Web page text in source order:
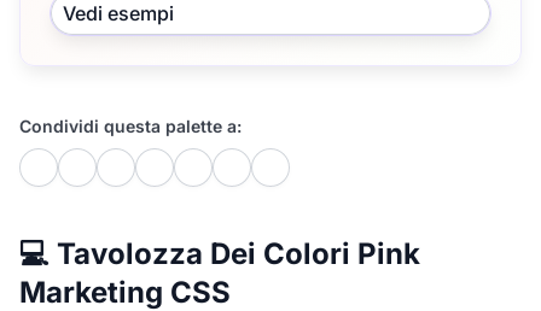
Vedi esempi
Condividi questa palette a:
💻 Tavolozza Dei Colori Pink
Marketing CSS